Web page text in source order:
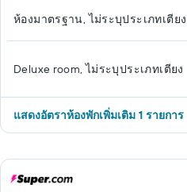
ห้องมาตรฐาน, ไม่ระบุประเภทเตียง
Deluxe room, ไม่ระบุประเภทเตียง
แสดงอัตราห้องพักเพิ่มเติม 1 รายการ